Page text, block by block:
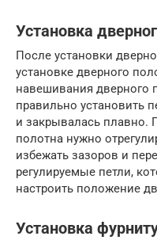
Установка
После установки
установке дверного
навешивания дверного
правильно установить
и закрывалась плавно.
полотна нужно
избежать зазоров и
регулируемые петли,
настроить положение
Установка